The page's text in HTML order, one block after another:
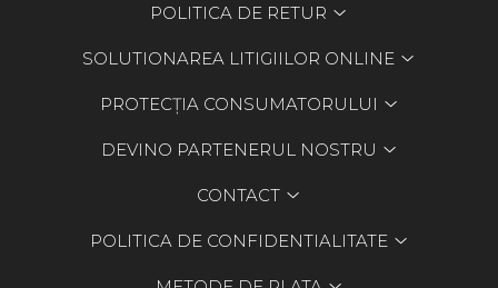
POLITICA DE RETUR
SOLUTIONAREA LITIGIILOR ONLINE
PROTECȚIA CONSUMATORULUI
DEVINO PARTENERUL NOSTRU
CONTACT
POLITICA DE CONFIDENTIALITATE